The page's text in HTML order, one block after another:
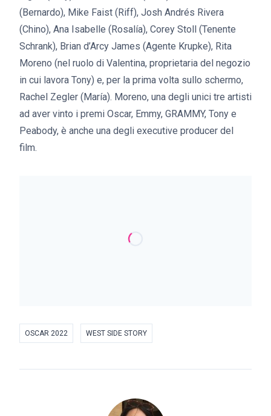
(Bernardo), Mike Faist (Riff), Josh Andrés Rivera
(Chino), Ana Isabelle (Rosalía), Corey Stoll (Tenente
Schrank), Brian d’Arcy James (Agente Krupke), Rita
Moreno (nel ruolo di Valentina, proprietaria del negozio
in cui lavora Tony) e, per la prima volta sullo schermo,
Rachel Zegler (María). Moreno, una degli unici tre artisti
ad aver vinto i premi Oscar, Emmy, GRAMMY, Tony e
Peabody, è anche una degli executive producer del
film.
OSCAR 2022 WEST SIDE STORY